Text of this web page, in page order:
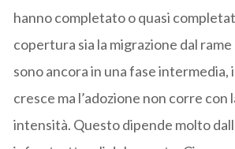
hanno completato o quasi
copertura sia la migrazione dal
sono ancora in una fase intermedia,
cresce ma l’adozione non corre con
intensità. Questo dipende molto